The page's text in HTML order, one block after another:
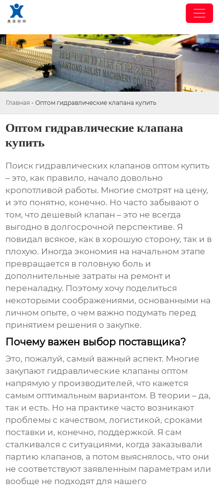
Главная - Оптом гидравлические клапана купить
Оптом гидравлические клапана
купить
Поиск гидравлических клапанов оптом купить
– это, как правило, начало довольно
кропотливой работы. Многие смотрят на цену,
и это понятно, конечно. Но часто забывают о
том, что дешевый клапан – это не всегда
выгодно в долгосрочной перспективе. Я
повидал всякое, как в хорошую сторону, так и в
плохую. Иногда экономия на начальном этапе
превращается в головную боль и
дополнительные затраты на ремонт и
переналадку. Поэтому хочу поделиться
некоторыми соображениями, основанными на
личном опыте, о чем важно подумать перед
принятием решения о закупке.
Почему важен выбор поставщика?
Это, пожалуй, самый важный аспект. Многие
закупают гидравлические клапаны оптом
напрямую у производителей, что кажется
самым оптимальным вариантом. В теории – да,
так и есть. Но на практике часто возникают
проблемы с качеством, логистикой, сроками
поставки и, конечно, поддержкой. Я сам
сталкивался с ситуациями, когда заказывали
партию клапанов, а потом выяснялось, что они
не соответствуют заявленным параметрам или
вообще не подходят для нашего